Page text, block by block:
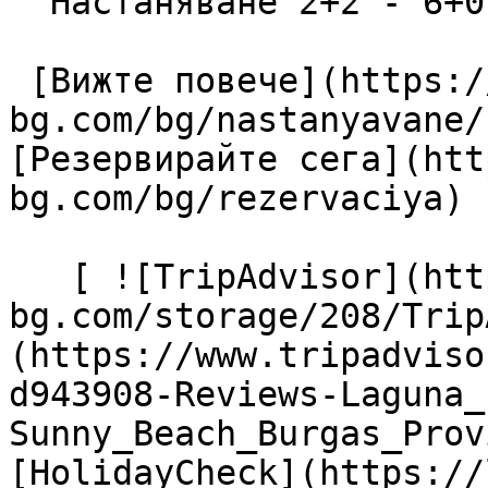
bg.com/bg/
[Резервирайте
bg.com/bg/rezervaciya)
bg.com/storage/208/
(https://
d943908-Reviews-
[HolidayCheck](https://